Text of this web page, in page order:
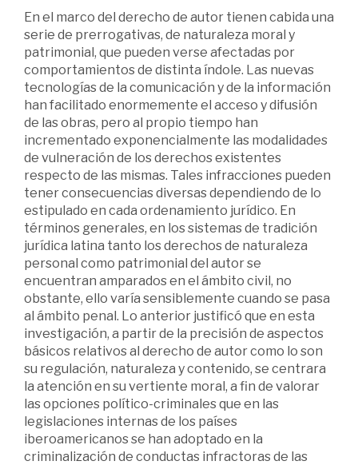
En el marco del derecho de autor tienen cabida una
serie de prerrogativas, de naturaleza moral y
patrimonial, que pueden verse afectadas por
comportamientos de distinta índole. Las nuevas
tecnologías de la comunicación y de la información
han facilitado enormemente el acceso y difusión
de las obras, pero al propio tiempo han
incrementado exponencialmente las modalidades
de vulneración de los derechos existentes
respecto de las mismas. Tales infracciones pueden
tener consecuencias diversas dependiendo de lo
estipulado en cada ordenamiento jurídico. En
términos generales, en los sistemas de tradición
jurídica latina tanto los derechos de naturaleza
personal como patrimonial del autor se
encuentran amparados en el ámbito civil, no
obstante, ello varía sensiblemente cuando se pasa
al ámbito penal. Lo anterior justificó que en esta
investigación, a partir de la precisión de aspectos
básicos relativos al derecho de autor como lo son
su regulación, naturaleza y contenido, se centrara
la atención en su vertiente moral, a fin de valorar
las opciones político-criminales que en las
legislaciones internas de los países
iberoamericanos se han adoptado en la
criminalización de conductas infractoras de las